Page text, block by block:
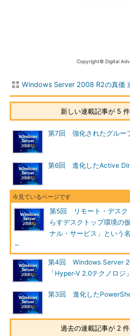
ここ数年、内部統制や情報漏えい対
ー）内で実現しようとする動きがある
Windows Server 2008 R2のリモート
Windows Server 2008 R2 のリモート・デスク
トップ・サービスの利用例
サーバ・ルームにあるアプリケーション環境をリ
モートから操作することで、アプリケーションも
データも集中的に管理し、情報漏えいから守るこ
性能や機能が必要なく、シンクライアントも利用
できるというメリットもある。
この環境では、データの格納と処理
クライアント・マシンに高い性能や機
ンクライアント・ソリューションとし
た、Windows Server 2008 R2で採用
Copyright© Digital
Windows Server 2008 R2の真価
新しい連載記事が 5
第7回 強化されたグルー
第6回 進化したActive
第5回 リモート・デスク
らすデスクトップ環境の
ナル・サービス」という
～
第4回 Windows Server
「Hyper-V 2.0テクノロジ
第3回 進化した
過去の連載記事が 2